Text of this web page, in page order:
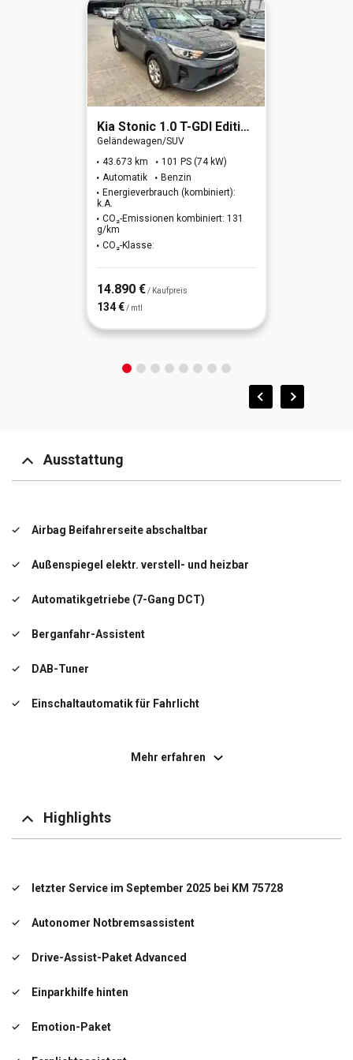
Kia Stonic 1.0 T-GDI Edition 7 (EURO 6d)
Geländewagen/SUV
43.673 km
101 PS (74 kW)
Automatik
Benzin
Energieverbrauch (kombiniert):
k.A.
CO₂-Emissionen kombiniert: 131
g/km
CO₂-Klasse:
14.890 € / Kaufpreis
134 € / mtl
Ausstattung
Airbag Beifahrerseite abschaltbar
Außenspiegel elektr. verstell- und heizbar
Automatikgetriebe (7-Gang DCT)
Berganfahr-Assistent
DAB-Tuner
Einschaltautomatik für Fahrlicht
Klimaanlage
Mehr erfahren
Highlights
letzter Service im September 2025 bei KM 75728
Autonomer Notbremsassistent
Drive-Assist-Paket Advanced
Einparkhilfe hinten
Emotion-Paket